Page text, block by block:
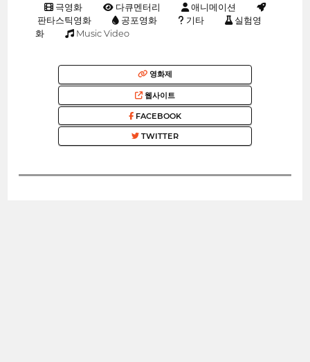
극영화 다큐멘터리
애니메이션
판타스틱영화
공포영화 기타
실험영
화
Music Video
영화제
웹사이트
FACEBOOK
TWITTER